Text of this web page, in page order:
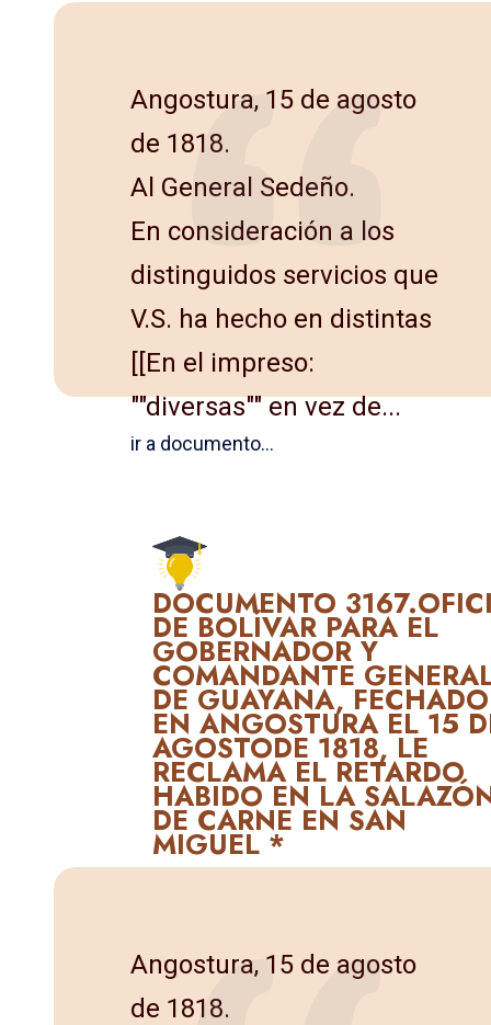
Angostura, 15 de agosto
de 1818.
Al General Sedeño.
En consideración a los
distinguidos servicios que
V.S. ha hecho en distintas
[[En el impreso:
""diversas"" en vez de...
ir a documento...
DOCUMENTO
DE BOLÍVAR PARA EL
GOBERNADOR Y
COMANDANTE
DE GUAYANA, FECHADO
EN ANGOSTURA EL 15
AGOSTODE 1818, LE
RECLAMA EL RETARDO
HABIDO EN LA
DE CARNE EN SAN
MIGUEL *
Angostura, 15 de agosto
de 1818.